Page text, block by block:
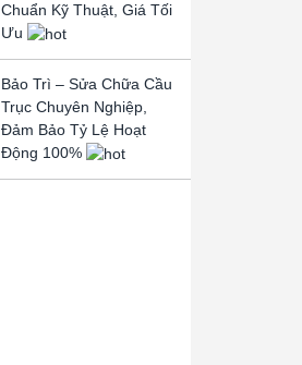
Chuẩn Kỹ Thuật, Giá Tối
Ưu
Bảo Trì – Sửa Chữa Cầu
Trục Chuyên Nghiệp,
Đảm Bảo Tỷ Lệ Hoạt
Động 100%